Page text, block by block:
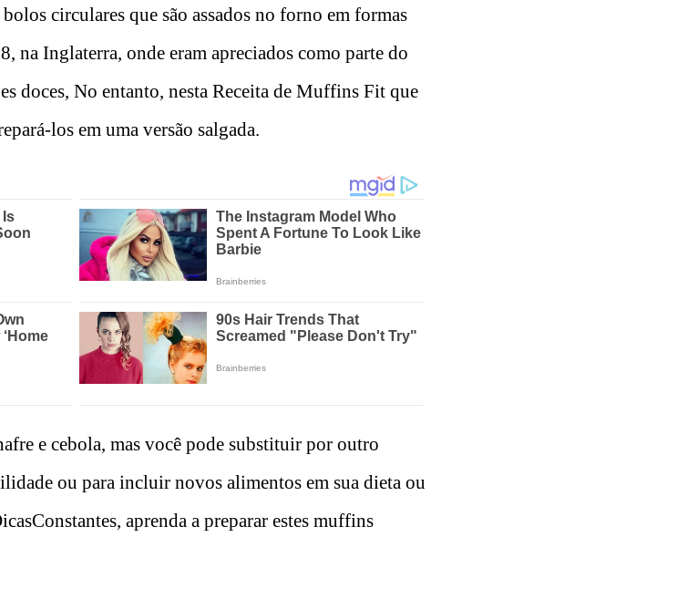
circulares que são assados no forno em formas
na Inglaterra, onde eram apreciados como parte do
doces, No entanto, nesta Receita de Muffins Fit que
los em uma versão salgada.
e cebola, mas você pode substituir por outro
ou para incluir novos alimentos em sua dieta ou
aprenda a preparar estes muffins